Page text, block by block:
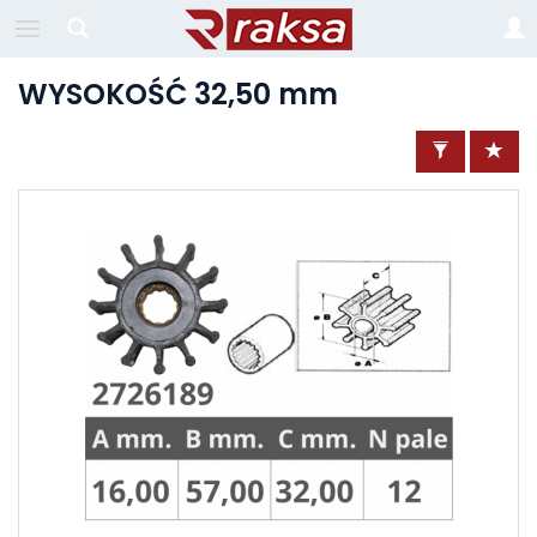
WYSOKOŚĆ 32,50 mm